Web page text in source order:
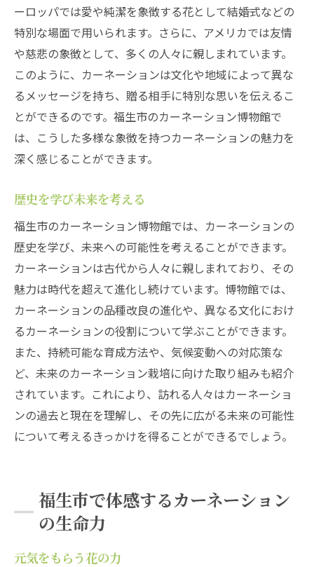
ーロッパでは愛や純潔を象徴する花として結婚式などの
特別な場面で用いられます。さらに、アメリカでは友情
や慈悲の象徴として、多くの人々に親しまれています。
このように、カーネーションは文化や地域によって異な
るメッセージを持ち、贈る相手に特別な思いを伝えるこ
とができるのです。福生市のカーネーション博物館で
は、こうした多様な象徴を持つカーネーションの魅力を
深く感じることができます。
歴史を学び未来を考える
福生市のカーネーション博物館では、カーネーションの
歴史を学び、未来への可能性を考えることができます。
カーネーションは古代から人々に親しまれており、その
魅力は時代を超えて進化し続けています。博物館では、
カーネーションの品種改良の進化や、異なる文化におけ
るカーネーションの役割について学ぶことができます。
また、持続可能な育成方法や、気候変動への対応策な
ど、未来のカーネーション栽培に向けた取り組みも紹介
されています。これにより、訪れる人々はカーネーショ
ンの過去と現在を理解し、その先に広がる未来の可能性
について考えるきっかけを得ることができるでしょう。
福生市で体感するカーネーション
の生命力
元気をもらう花の力